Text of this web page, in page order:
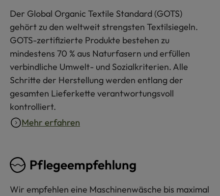
Der Global Organic Textile Standard (GOTS)
gehört zu den weltweit strengsten Textilsiegeln.
GOTS-zertifizierte Produkte bestehen zu
mindestens 70 % aus Naturfasern und erfüllen
verbindliche Umwelt- und Sozialkriterien. Alle
Schritte der Herstellung werden entlang der
gesamten Lieferkette verantwortungsvoll
kontrolliert.
Mehr erfahren
Pflegeempfehlung
Wir empfehlen eine Maschinenwäsche bis maximal